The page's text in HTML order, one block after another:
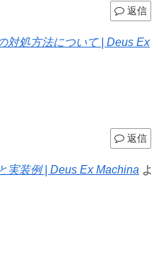
返信
対処方法について | Deus Ex
返信
実装例 | Deus Ex Machina よ